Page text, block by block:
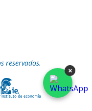
reservados.
×